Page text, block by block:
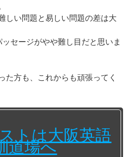
しい問題と易しい問題の差は大
セージがやや難し目だと思いま
た方も、これからも頑張ってく
トは大阪英語
道場へ